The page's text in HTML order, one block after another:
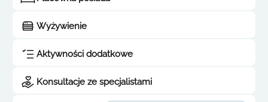
Wyżywienie
Aktywności dodatkowe
Konsultacje ze specjalistami